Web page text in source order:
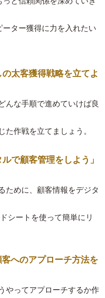
ター獲得に力を入れたい
太客獲得戦略を立てよ
な手順で進めていけば良
作戦を立てましょう。
で顧客管理をしよう」
ために、顧客情報をデジタ
シートを使って簡単にリ
へのアプローチ方法を
やってアプローチするか作